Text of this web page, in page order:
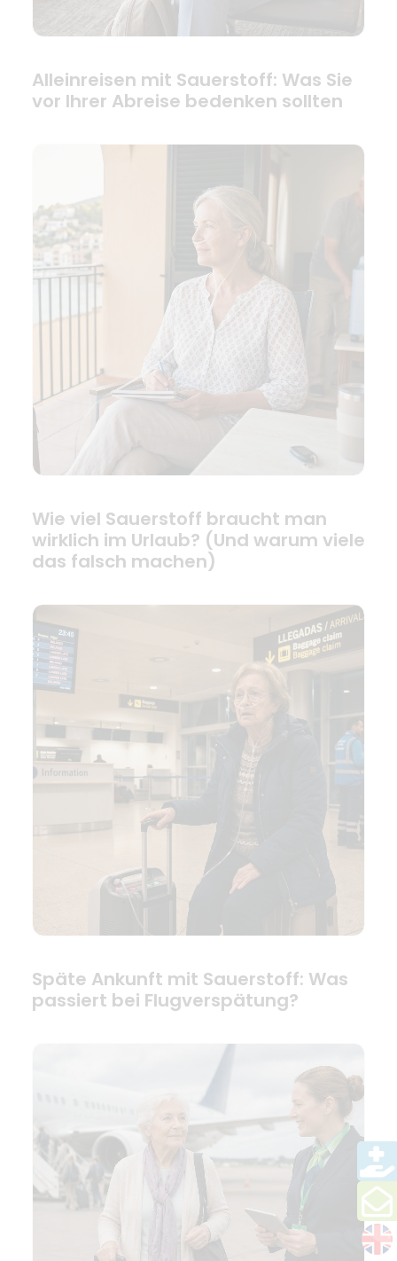
Alleinreisen mit Sauerstoff: Was Sie
vor Ihrer Abreise bedenken sollten
Wie viel Sauerstoff braucht man
wirklich im Urlaub? (Und warum viele
das falsch machen)
Späte Ankunft mit Sauerstoff: Was
passiert bei Flugverspätung?